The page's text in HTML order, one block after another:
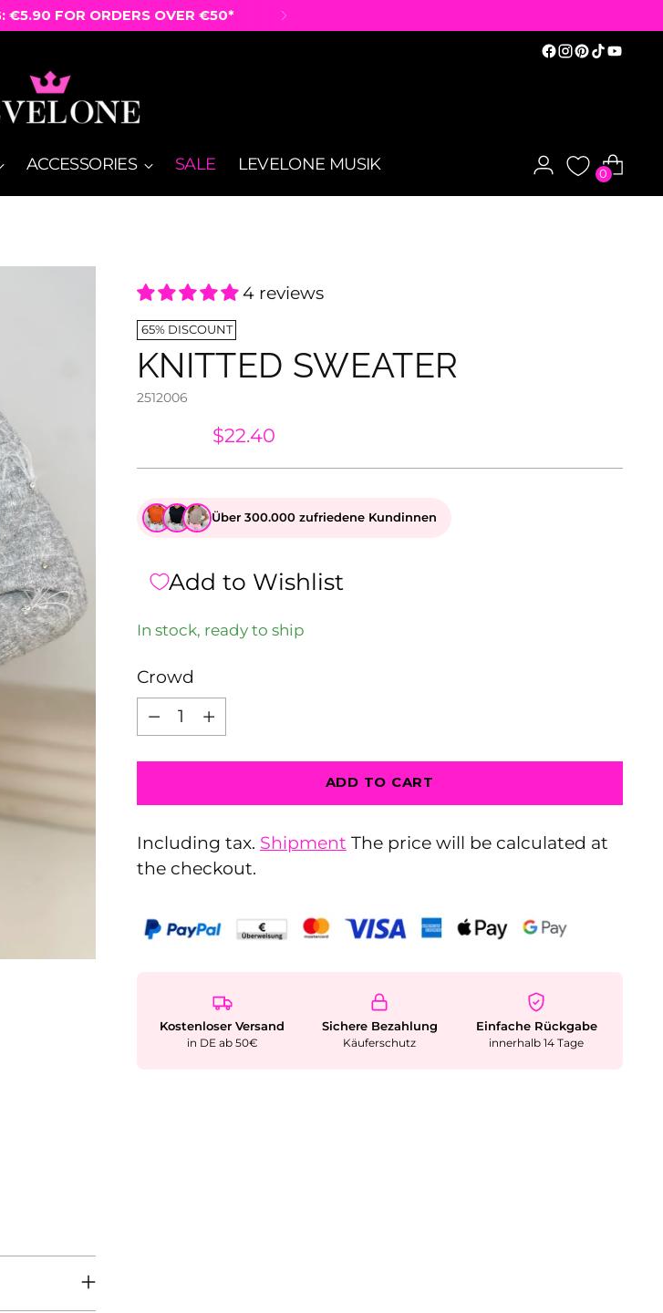
ACCESSORIES SALE LEVELONE MUSIK 0
ON ORDERS OVER €50
4 reviews
65% DISCOUNT
KNITTED SWEATER
2512006
$22.40
Über 300.000 zufriedene Kundinnen
Add to Wishlist
In stock, ready to ship
Crowd
ADD TO CART
Including tax. Shipment The price will be calculated at
the checkout.
Kostenloser Versand
in DE ab 50€
Sichere Bezahlung
Käuferschutz
Einfache Rückgabe
innerhalb 14 Tage